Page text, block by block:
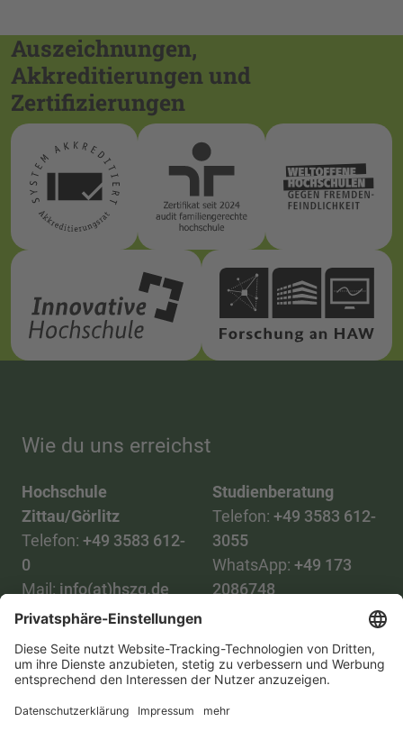
Auszeichnungen,
Akkreditierungen und
Zertifizierungen
Wie du uns erreichst
Hochschule
Zittau/Görlitz
Telefon: +49 3583 612-
0
Mail: info(at)hszg.de
Studienberatung
Telefon: +49 3583 612-
3055
WhatsApp: +49 173
2086748
Alle StudiengängeDatenschutz